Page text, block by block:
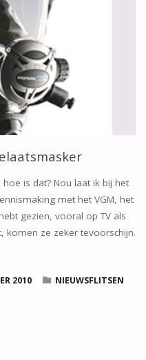
is dat? Nou laat ik bij het
met het VGM, het
gezien, vooral op TV als
komen ze zeker tevoorschijn.
2010 NIEUWSFLITSEN